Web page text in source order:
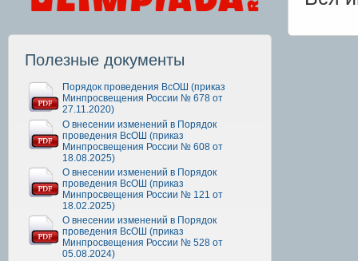
Полезные документы
Порядок проведения ВсОШ (приказ
Минпросвещения России № 678 от
27.11.2020)
О внесении изменений в Порядок
проведения ВсОШ (приказ
Минпросвещения России № 608 от
18.08.2025)
О внесении изменений в Порядок
проведения ВсОШ (приказ
Минпросвещения России № 121 от
18.02.2025)
О внесении изменений в Порядок
проведения ВсОШ (приказ
Минпросвещения России № 528 от
05.08.2024)